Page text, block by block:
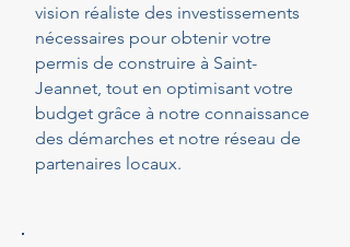
vision réaliste des investissements
nécessaires pour obtenir votre
permis de construire à Saint-
Jeannet, tout en optimisant votre
budget grâce à notre connaissance
des démarches et notre réseau de
partenaires locaux.